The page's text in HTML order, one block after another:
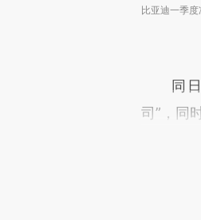
比亚迪一季
同日，
司”，同